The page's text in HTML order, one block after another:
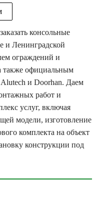
консольные
и Ленинградской
ограждений и
также официальным
и Doorhan. Даем
работ и
услуг, включая
модели, изготовление
комплекта на объект
конструкции под